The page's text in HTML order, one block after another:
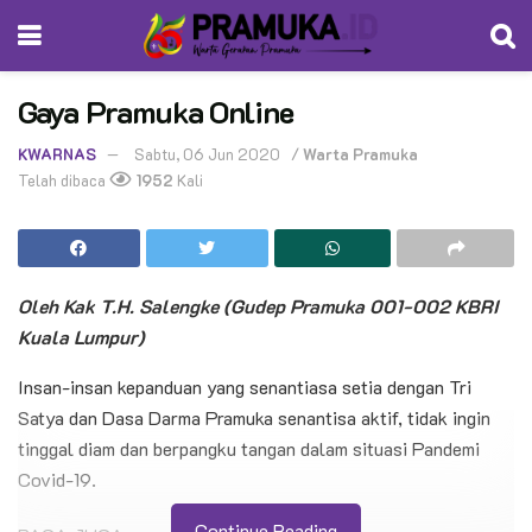
Gaya Pramuka Online
KWARNAS Sabtu, 06 Jun 2020 /Warta Pramuka
Telah dibaca
1952 Kali
Oleh Kak T.H. Salengke (Gudep Pramuka 001-002 KBRI
Kuala Lumpur)
Insan-insan kepanduan yang senantiasa setia dengan Tri
Satya dan Dasa Darma Pramuka senantisa aktif, tidak ingin
tinggal diam dan berpangku tangan dalam situasi Pandemi
Covid-19.